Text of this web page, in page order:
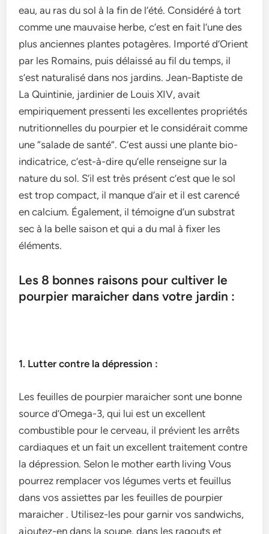
eau, au ras du sol à la fin de l’été. Considéré à tort
comme une mauvaise herbe, c’est en fait l’une des
plus anciennes plantes potagères. Importé d’Orient
par les Romains, puis délaissé au fil du temps, il
s’est naturalisé dans nos jardins. Jean-Baptiste de
La Quintinie, jardinier de Louis XIV, avait
empiriquement pressenti les excellentes propriétés
nutritionnelles du pourpier et le considérait comme
une “salade de santé”. C’est aussi une plante bio-
indicatrice, c’est-à-dire qu’elle renseigne sur la
nature du sol. S’il est très présent c’est que le sol
est trop compact, il manque d’air et il est carencé
en calcium. Également, il témoigne d’un substrat
sec à la belle saison et qui a du mal à fixer les
éléments.
Les 8 bonnes raisons pour cultiver le
pourpier maraicher dans votre jardin :
1. Lutter contre la dépression :
Les feuilles de pourpier maraicher sont une bonne
source d’Omega-3, qui lui est un excellent
combustible pour le cerveau, il prévient les arrêts
cardiaques et un fait un excellent traitement contre
la dépression. Selon le mother earth living Vous
pourrez remplacer vos légumes verts et feuillus
dans vos assiettes par les feuilles de pourpier
maraicher . Utilisez-les pour garnir vos sandwichs,
ajoutez-en dans la soupe, dans les ragouts et